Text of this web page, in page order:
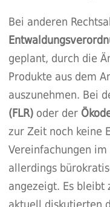
Bei anderen
geplant, durch die
Produkte aus dem
auszunehmen. Bei
(FLR)oder der
zur Zeit noch keine
Vereinfachungen
allerdings
angezeigt. Es bleibt